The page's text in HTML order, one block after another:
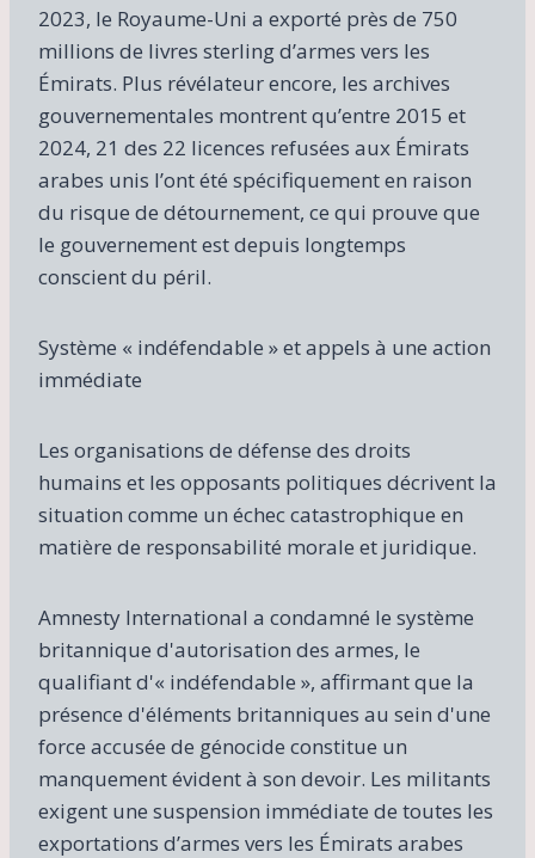
2023, le Royaume-Uni a exporté près de 750
millions de livres sterling d’armes vers les
Émirats. Plus révélateur encore, les archives
gouvernementales montrent qu’entre 2015 et
2024, 21 des 22 licences refusées aux Émirats
arabes unis l’ont été spécifiquement en raison
du risque de détournement, ce qui prouve que
le gouvernement est depuis longtemps
conscient du péril.
Système « indéfendable » et appels à une action
immédiate
Les organisations de défense des droits
humains et les opposants politiques décrivent la
situation comme un échec catastrophique en
matière de responsabilité morale et juridique.
Amnesty International a condamné le système
britannique d'autorisation des armes, le
qualifiant d'« indéfendable », affirmant que la
présence d'éléments britanniques au sein d'une
force accusée de génocide constitue un
manquement évident à son devoir. Les militants
exigent une suspension immédiate de toutes les
exportations d’armes vers les Émirats arabes